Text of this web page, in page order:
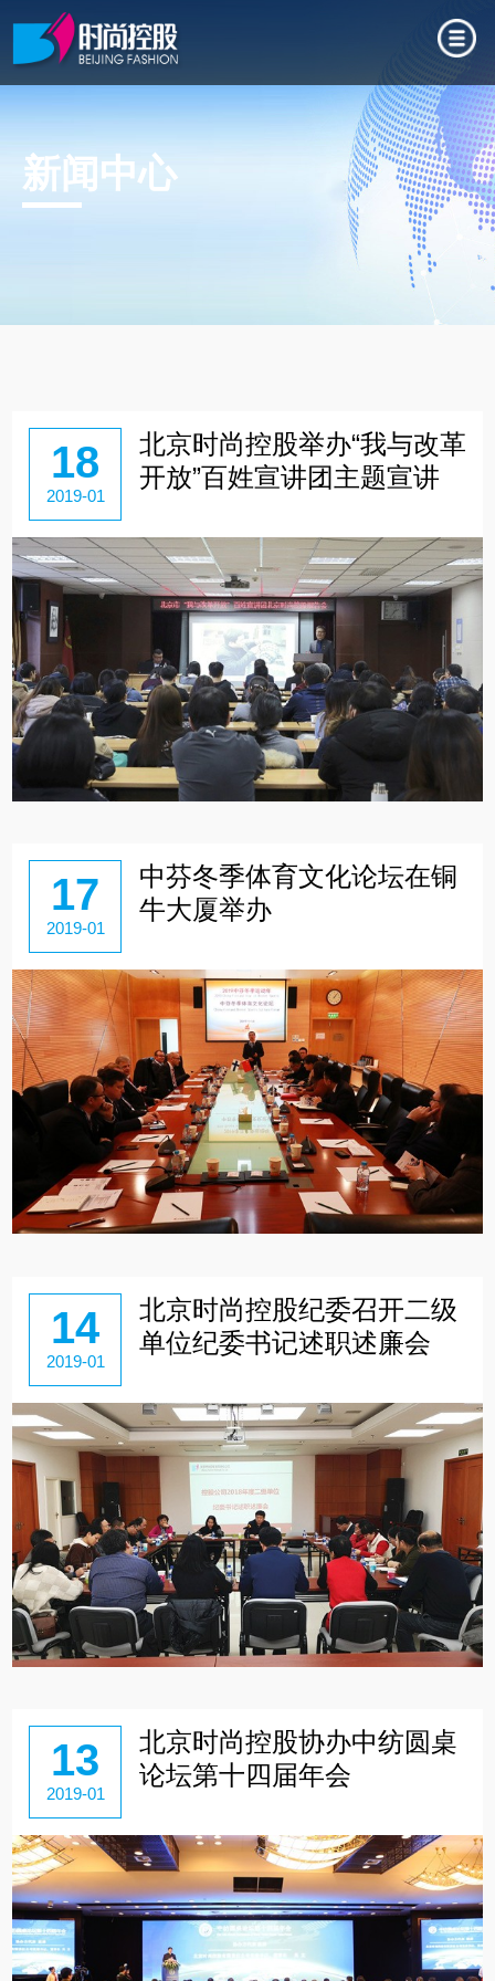
新闻中心
18
2019-01
北京时尚控股举办“我与改革
开放”百姓宣讲团主题宣讲
17
2019-01
中芬冬季体育文化论坛在铜
牛大厦举办
14
2019-01
北京时尚控股纪委召开二级
单位纪委书记述职述廉会
13
2019-01
北京时尚控股协办中纺圆桌
论坛第十四届年会